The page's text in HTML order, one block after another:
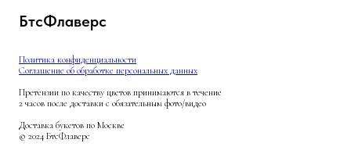
БтсФлаверс
Политика конфиденциальности
Соглашение об обработке персональных данных
Претензии по качеству цветов принимаются в течение
2 часов после доставки с обязательным фото/видео
Доставка букетов по Москве
© 2024 БтсФлаверс